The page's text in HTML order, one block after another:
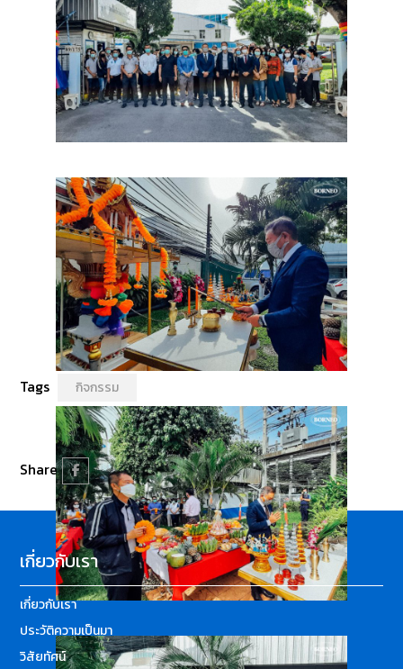
Tags กิจกรรม
Share
เกี่ยวกับเรา
เกี่ยวกับเรา
ประวัติความเป็นมา
วิสัยทัศน์